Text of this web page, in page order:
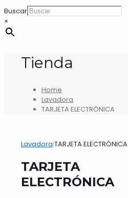
Buscar
×
Tienda
Home
Lavadora
TARJETA ELECTRÓNICA
Lavadora|TARJETA ELECTRÓNICA
TARJETA
ELECTRÓNICA